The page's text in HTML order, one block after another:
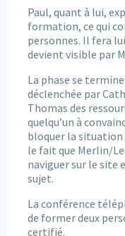
Paul, quant à lui,
formation, ce qui
personnes. Il fera
devient visible par
La phase se
déclenchée par
Thomas des
quelqu’un à
bloquer la situation
le fait que Merlin/
naviguer sur le site
sujet.
La conférence
de former deux
certifié.